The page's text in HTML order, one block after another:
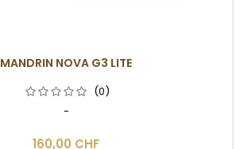
MANDRIN NOVA G3 LITE
(0)
-
160,00 CHF